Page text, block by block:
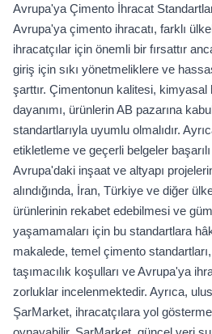
Avrupa'ya Çimento İhracat
Avrupa'ya çimento ihracatı, farklı
ihracatçılar için önemli bir fırsattır
giriş için sıkı yönetmeliklere ve
şarttır. Çimentonun kalitesi, kimyasal
dayanımı, ürünlerin AB pazarına
standartlarıyla uyumlu olmalıdır.
etikletleme ve geçerli belgeler
Avrupa'daki inşaat ve altyapı
alındığında, İran, Türkiye ve diğer
ürünlerinin rekabet edebilmesi ve
yaşamamaları için bu standartlara
makalede, temel çimento
taşımacılık koşulları ve Avrupa'ya
zorluklar incelenmektedir. Ayrıca,
ŞarMarket, ihracatçılara yol